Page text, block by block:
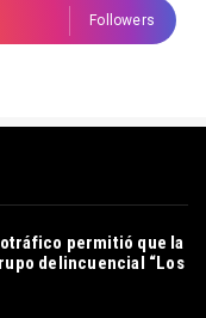
Followers
permitió que la
delincuencial “Los